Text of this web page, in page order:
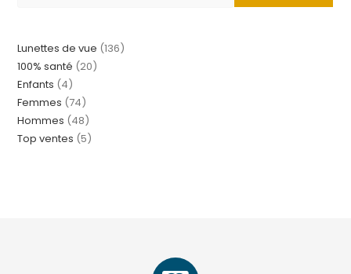
Lunettes de vue 136
100% santé 20
Enfants 4
Femmes 74
Hommes 48
Top ventes 5